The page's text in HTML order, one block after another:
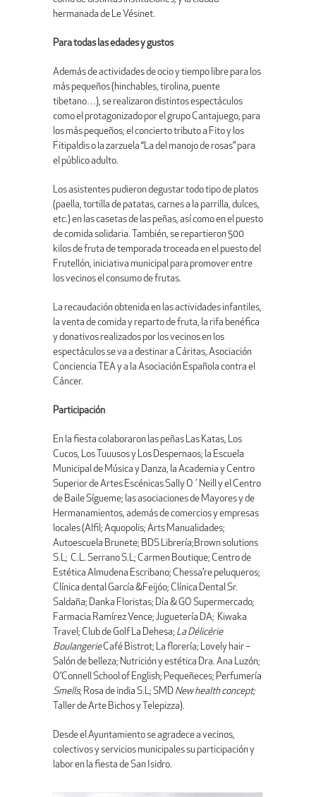
hermanada de Le Vésinet.
Para todas las edades y gustos
Además de actividades de ocio y tiempo libre para los
más pequeños (hinchables, tirolina, puente
tibetano…), se realizaron distintos espectáculos
como el protagonizado por el grupo Cantajuego, para
los más pequeños; el concierto tributo a Fito y los
Fitipaldis o la zarzuela “La del manojo de rosas” para
el público adulto.
Los asistentes pudieron degustar todo tipo de platos
(paella, tortilla de patatas, carnes a la parrilla, dulces,
etc.) en las casetas de las peñas, así como en el puesto
de comida solidaria. También, se repartieron 500
kilos de fruta de temporada troceada en el puesto del
Frutellón, iniciativa municipal para promover entre
los vecinos el consumo de frutas.
La recaudación obtenida en las actividades infantiles,
la venta de comida y reparto de fruta, la rifa benéfica
y donativos realizados por los vecinos en los
espectáculos se va a destinar a Cáritas, Asociación
Conciencia TEA y a la Asociación Española contra el
Cáncer.
Participación
En la fiesta colaboraron las peñas Las Katas, Los
Cucos, Los Tuuusos y Los Despernaos; la Escuela
Municipal de Música y Danza, la Academia y Centro
Superior de Artes Escénicas Sally O´Neill y el Centro
de Baile Sígueme; las asociaciones de Mayores y de
Hermanamientos, además de comercios y empresas
locales (Alfil; Aquopolis; Arts Manualidades;
Autoescuela Brunete; BDS Librería;Brown solutions
S.L; C.L. Serrano S.L; Carmen Boutique; Centro de
Estética Almudena Escribano; Chessa’re peluqueros;
Clínica dental García &Feijóo; Clínica Dental Sr.
Saldaña; Danka Floristas; Día & GO Supermercado;
Farmacia Ramírez Vence; Juguetería DA; Kiwaka
Travel; Club de Golf La Dehesa; La Délicérie
BoulangerieCafé Bistrot; La florería; Lovely hair –
Salón de belleza; Nutrición y estética Dra. Ana Luzón;
O’Connell School of English; Pequeñeces; Perfumería
Smells; Rosa de india S.L; SMD New health concept;
Taller de Arte Bichos y Telepizza).
Desde el Ayuntamiento se agradece a vecinos,
colectivos y servicios municipales su participación y
labor en la fiesta de San Isidro.